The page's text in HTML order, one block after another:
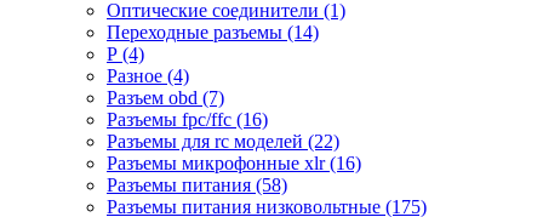
Оптические соединители (1)
Переходные разъемы (14)
Р (4)
Разное (4)
Разъем obd (7)
Разъемы fpc/ffc (16)
Разъемы для rc моделей (22)
Разъемы микрофонные xlr (16)
Разъемы питания (58)
Разъемы питания низковольтные (175)